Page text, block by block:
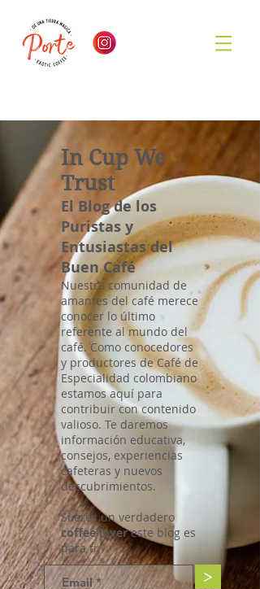
In Cup We
Trust
El Blog de los
Puristas y
Entusiastas del
Buen Café
Nuestra comunidad de
amantes del café merece
conocer lo último
referente al mundo del
café. Como conocedores
y productores de Café de
Especialidad colombiano
estamos aquí para
contribuir con contenido
valioso. Te daremos
información educativa,
consejos, experiencias
cafeteras y nuevos
descubrimientos.
Si eres un verdadero
coffee lovereste blog es
para ti.
>